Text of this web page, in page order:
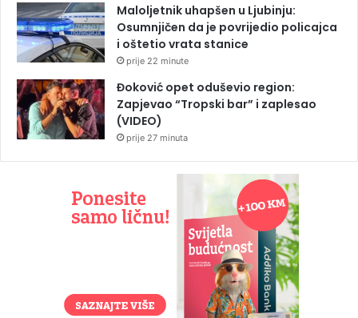
Maloljetnik uhapšen u Ljubinju:
Osumnjičen da je povrijedio policajca
i oštetio vrata stanice
prije 22 minute
Đoković opet oduševio region:
Zapjevao “Tropski bar” i zaplesao
(VIDEO)
prije 27 minuta